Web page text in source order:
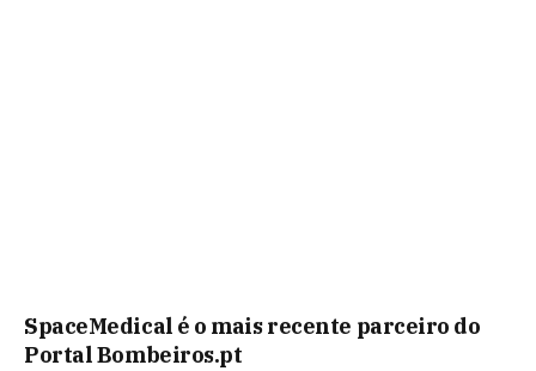
SpaceMedical é o mais recente parceiro do
Portal Bombeiros.pt